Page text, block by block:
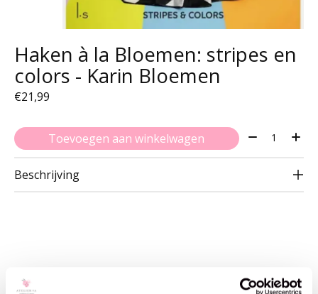
Haken à la Bloemen: stripes en
colors - Karin Bloemen
€21,99
Toevoegen aan winkelwagen Aantal:
Beschrijving
Gerelateerde producten